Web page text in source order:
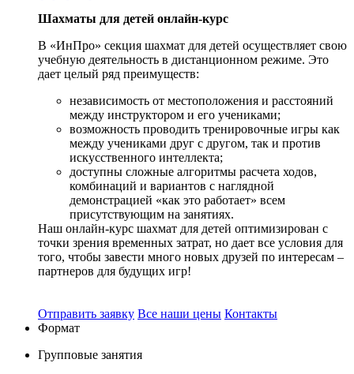
Шахматы для детей онлайн-курс
В «ИнПро» секция шахмат для детей осуществляет свою
учебную деятельность в дистанционном режиме. Это
дает целый ряд преимуществ:
независимость от местоположения и расстояний
между инструктором и его учениками;
возможность проводить тренировочные игры как
между учениками друг с другом, так и против
искусственного интеллекта;
доступны сложные алгоритмы расчета ходов,
комбинаций и вариантов с наглядной
демонстрацией «как это работает» всем
присутствующим на занятиях.
Наш онлайн-курс шахмат для детей оптимизирован с
точки зрения временных затрат, но дает все условия для
того, чтобы завести много новых друзей по интересам –
партнеров для будущих игр!
Отправить заявку Все наши цены Контакты
Формат
Групповые занятия